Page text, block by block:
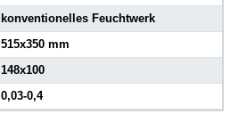
konventionelles Feuchtwerk
515x350 mm
148x100
0,03-0,4